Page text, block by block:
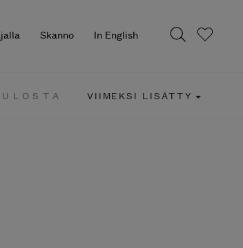
Skanno In English
VIIMEKSI LISÄTTY